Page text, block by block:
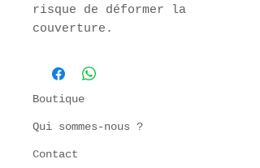
risque de déformer la
couverture.
Boutique
Qui sommes-nous ?
Contact